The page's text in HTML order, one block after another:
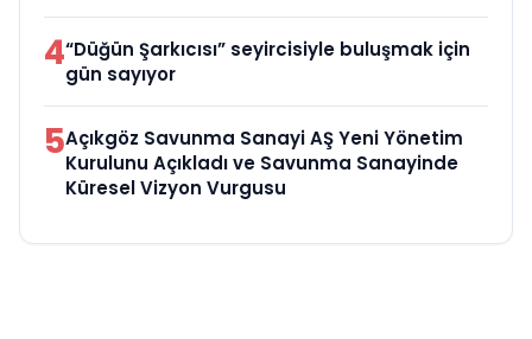
4“Düğün Şarkıcısı” seyircisiyle buluşmak için
gün sayıyor
5Açıkgöz Savunma Sanayi AŞ Yeni Yönetim
Kurulunu Açıkladı ve Savunma Sanayinde
Küresel Vizyon Vurgusu